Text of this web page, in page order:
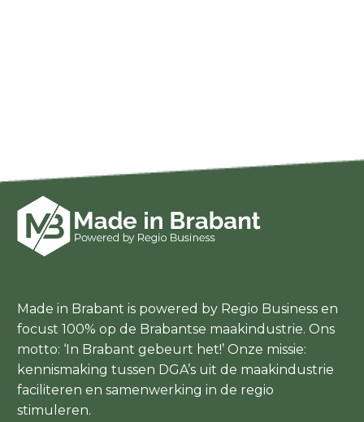
Made in Brabant is powered by Regio Business en
focust 100% op de Brabantse maakindustrie. Ons
motto: ‘In Brabant gebeurt het!’ Onze missie:
kennismaking tussen DGA’s uit de maakindustrie
faciliteren en samenwerking in de regio
stimuleren.